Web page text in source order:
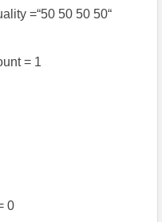
=“50 50 50 50“
= 1
0